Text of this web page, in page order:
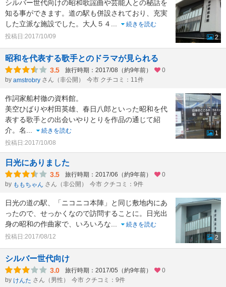
シルバー世代向けの昭和歌謡曲や芸能人との秘話を
知る事ができます。道の駅も併設されており、充実
した立派な施設でした。大人５４ ...
続きを読む
投稿日:2017/10/09
2
昭和を代表する歌手とのドラマが見られる
3.5 旅行時期：2017/08（約9年前）
0
by amstrobry さん（非公開） 今市 クチコミ：11件
作詞家船村徹の資料館。
美空ひばりや村田英雄、春日八郎といった昭和を代
表する歌手との出会いやりとりを作品の通じて紹
介。名...
続きを読む
投稿日:2017/10/08
1
日光にありました
3.5 旅行時期：2017/06（約9年前）
0
by ももちゃん さん（非公開） 今市 クチコミ：9件
日光の道の駅、「ニコニコ本陣」と同じ敷地内にあ
ったので、せっかくなので訪問することに。日光出
身の昭和の作曲家で、いろいろな...
続きを読む
投稿日:2017/08/12
2
シルバー世代向け
3.0 旅行時期：2017/05（約9年前）
0
by けんた さん（男性） 今市 クチコミ：9件